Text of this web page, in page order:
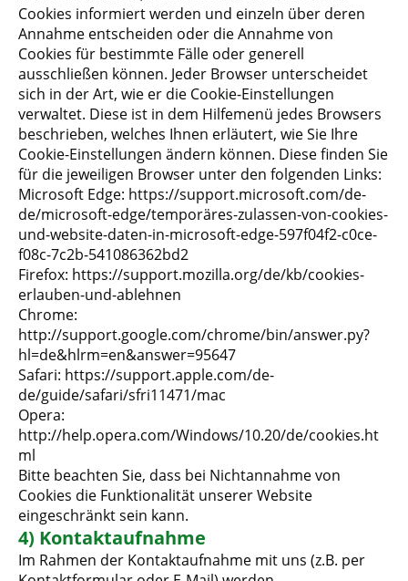
Cookies informiert werden und einzeln über deren
Annahme entscheiden oder die Annahme von
Cookies für bestimmte Fälle oder generell
ausschließen können. Jeder Browser unterscheidet
sich in der Art, wie er die Cookie-Einstellungen
verwaltet. Diese ist in dem Hilfemenü jedes Browsers
beschrieben, welches Ihnen erläutert, wie Sie Ihre
Cookie-Einstellungen ändern können. Diese finden Sie
für die jeweiligen Browser unter den folgenden Links:
Microsoft Edge: https://support.microsoft.com/de-
de/microsoft-edge/temporäres-zulassen-von-cookies-
und-website-daten-in-microsoft-edge-597f04f2-c0ce-
f08c-7c2b-541086362bd2
Firefox: https://support.mozilla.org/de/kb/cookies-
erlauben-und-ablehnen
Chrome:
http://support.google.com/chrome/bin/answer.py?
hl=de&hlrm=en&answer=95647
Safari: https://support.apple.com/de-
de/guide/safari/sfri11471/mac
Opera:
http://help.opera.com/Windows/10.20/de/cookies.ht
ml
Bitte beachten Sie, dass bei Nichtannahme von
Cookies die Funktionalität unserer Website
eingeschränkt sein kann.
4) Kontaktaufnahme
Im Rahmen der Kontaktaufnahme mit uns (z.B. per